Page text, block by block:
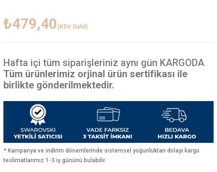
₺479,40 (KDV Dahil)
Hafta içi tüm siparişleriniz aynı gün KARGODA
Tüm ürünlerimiz orjinal ürün sertifikası ile
birlikte gönderilmektedir.
* Kampanya ve indirim dönemlerinde sistemsel yoğunluktan dolayı kargo
teslimatlarımız 1-3 iş gününü bulabilir.